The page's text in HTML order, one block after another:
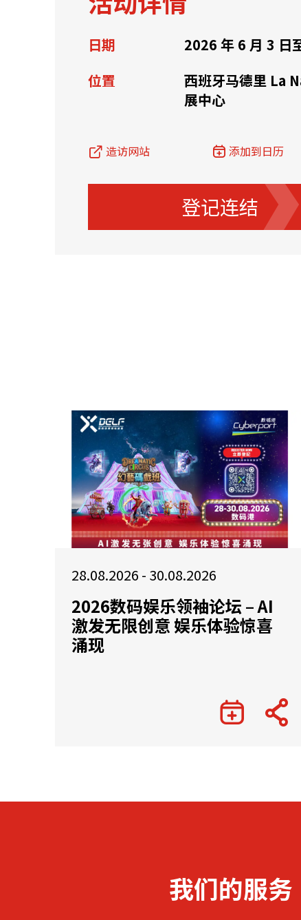
快速链接
日期
2026 年 6 月 3 日
位置
西班牙马德里 La
展中心
造访网站 添加到日历
登记连结
28.08.2026 - 30.08.2026
2026数码娱乐领袖论坛 – AI
激发无限创意 娱乐体验惊喜
涌现
我们的服务